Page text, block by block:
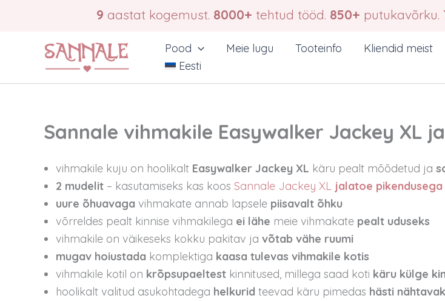
9 aastat kogemust. 8000+ tehtud tööd. 850+ putukavõrku.
Pood Meie lugu Tooteinfo Kliendid meist
Eesti
Sannale vihmakile Easywalker Jackey XL
vihmakile kuju on hoolikalt Easywalker Jackey XL käru pealt mõõdetud ja
2 mudelit – kasutamiseks kas koos Sannale Jackey XL jalatoe pikendusega
uure õhuavaga vihmakate annab lapsele piisavalt õhku
võrreldes pealt kinnise vihmakilega ei lähe meie vihmakate pealt uduseks
vihmakile on väikeseks kokku pakitav ja võtab vähe ruumi
mugav hoiustada komplektiga kaasa tulevas vihmakile kotis
vihmakile kotil on krõpsupaeltest kinnitused, millega saad koti käru külge
hoolikalt valitud asukohtadega helkurid teevad käru pimedas hästi